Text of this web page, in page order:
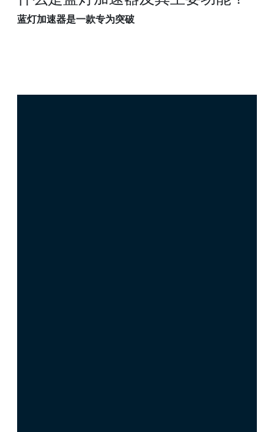
蓝灯加速器是一款专为突破